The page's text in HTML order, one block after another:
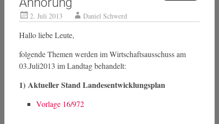
2. Juli 2013 Daniel Schwerd
Hallo liebe Leute,
folgende Themen werden im Wirtschaftsausschuss am
03.Juli2013 im Landtag behandelt:
1) Aktueller Stand Landesentwicklungsplan
Vorlage 16/972